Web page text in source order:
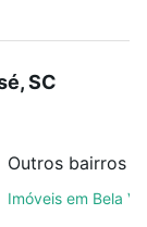
celio veiga -
seu sonho.
conta com
te ajudando
SC
Outros bairros
Imóveis em Bela